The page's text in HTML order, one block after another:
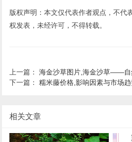
版权声明：本文仅代表作者观点，不代
权发表，未经许可，不得转载。
上一篇：海金沙草图片,海金沙草——自
下一篇：糯米藤价格,影响因素与市场
相关文章